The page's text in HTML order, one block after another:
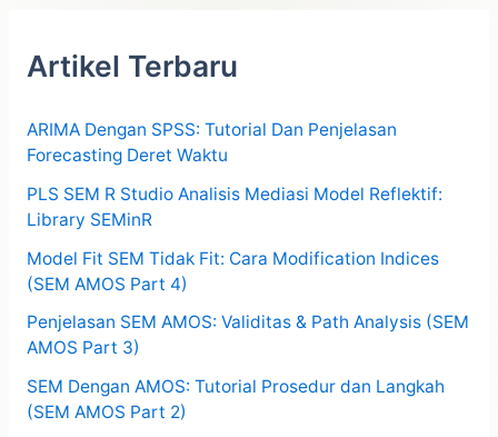
Artikel Terbaru
ARIMA Dengan SPSS: Tutorial Dan Penjelasan
Forecasting Deret Waktu
PLS SEM R Studio Analisis Mediasi Model Reflektif:
Library SEMinR
Model Fit SEM Tidak Fit: Cara Modification Indices
(SEM AMOS Part 4)
Penjelasan SEM AMOS: Validitas & Path Analysis (SEM
AMOS Part 3)
SEM Dengan AMOS: Tutorial Prosedur dan Langkah
(SEM AMOS Part 2)